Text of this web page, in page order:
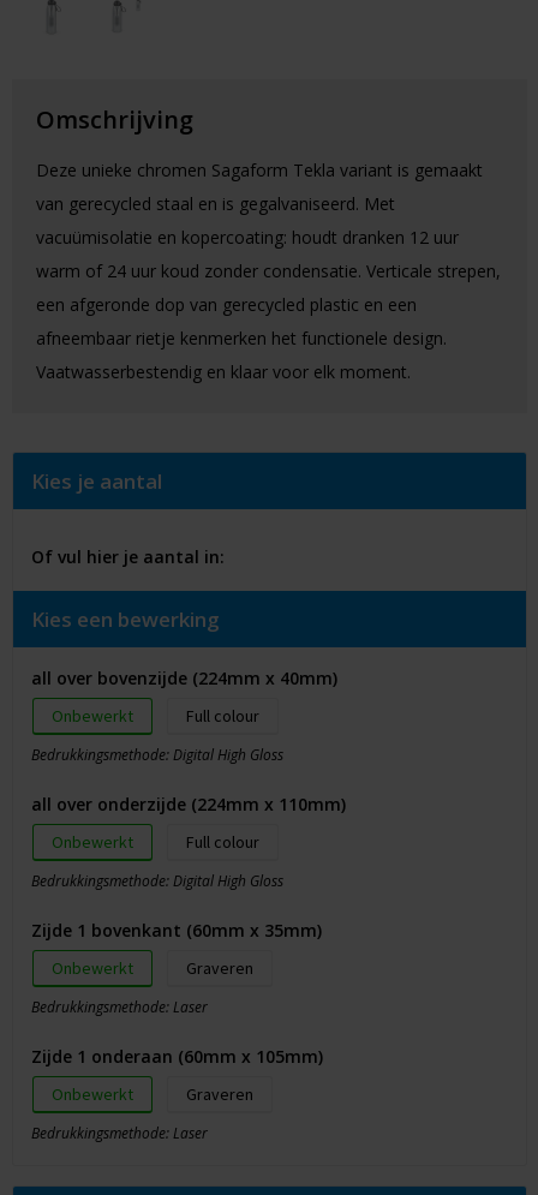
Omschrijving
Deze unieke chromen Sagaform Tekla variant is gemaakt
van gerecycled staal en is gegalvaniseerd. Met
vacuümisolatie en kopercoating: houdt dranken 12 uur
warm of 24 uur koud zonder condensatie. Verticale strepen,
een afgeronde dop van gerecycled plastic en een
afneembaar rietje kenmerken het functionele design.
Vaatwasserbestendig en klaar voor elk moment.
Kies je aantal
Of vul hier je aantal in:
Kies een bewerking
all over bovenzijde (224mm x 40mm)
Onbewerkt Full colour
Bedrukkingsmethode: Digital High Gloss
all over onderzijde (224mm x 110mm)
Onbewerkt Full colour
Bedrukkingsmethode: Digital High Gloss
Zijde 1 bovenkant (60mm x 35mm)
Onbewerkt Graveren
Bedrukkingsmethode: Laser
Zijde 1 onderaan (60mm x 105mm)
Onbewerkt Graveren
Bedrukkingsmethode: Laser